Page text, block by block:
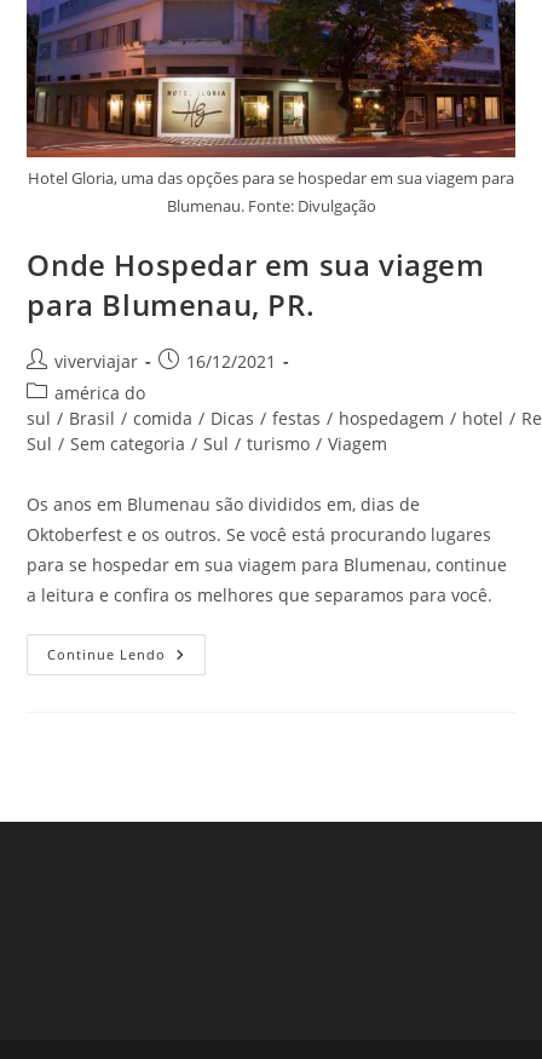
Hotel Gloria, uma das opções para se hospedar em sua viagem para
Blumenau. Fonte: Divulgação
Onde Hospedar em sua viagem
para Blumenau, PR.
Autor
do
post:
viverviajar
Post16/12/2021
Categoria
do
post:
américa do
sul / Brasil / comida / Dicas / festas / hospedagem / hotel /
Sul / Sem categoria / Sul / turismo / Viagem
Os anos em Blumenau são divididos em, dias de
Oktoberfest e os outros. Se você está procurando lugares
para se hospedar em sua viagem para Blumenau, continue
a leitura e confira os melhores que separamos para você.
Continue Lendo Onde
Hospedar